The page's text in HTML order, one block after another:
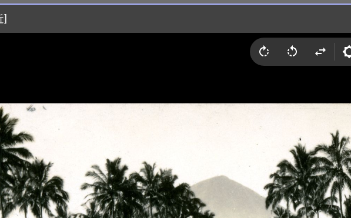
]
]